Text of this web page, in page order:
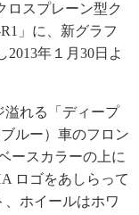
ロスプレーン型ク
」に、新グラフ
2013年１月30日よ
溢れる「ディープ
ルー）車のフロン
ースカラーの上に
ロゴをあしらって
ホイールはホワ